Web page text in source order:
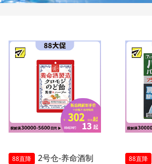
88直降
2号仓-养命酒制
88直降